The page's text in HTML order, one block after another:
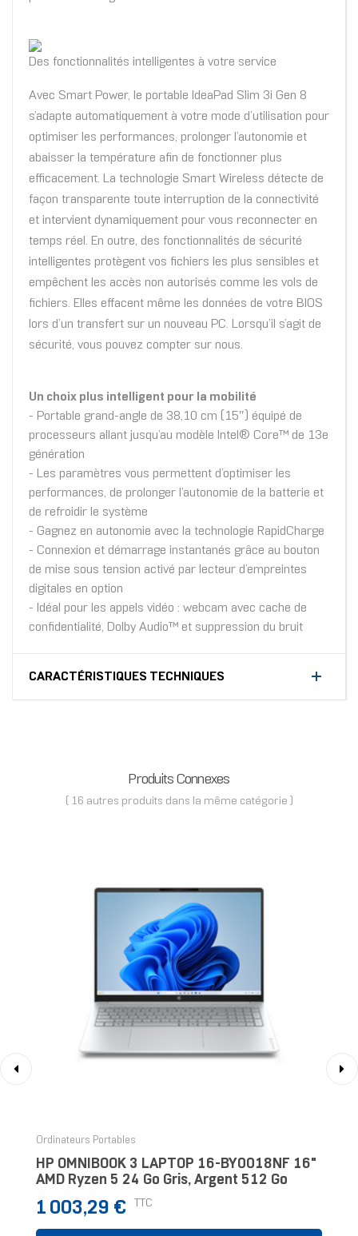
Des fonctionnalités intelligentes à votre service
Avec Smart Power, le portable IdeaPad Slim 3i Gen 8
s’adapte automatiquement à votre mode d’utilisation pour
optimiser les performances, prolonger l’autonomie et
abaisser la température afin de fonctionner plus
efficacement. La technologie Smart Wireless détecte de
façon transparente toute interruption de la connectivité
et intervient dynamiquement pour vous reconnecter en
temps réel. En outre, des fonctionnalités de sécurité
intelligentes protègent vos fichiers les plus sensibles et
empêchent les accès non autorisés comme les vols de
fichiers. Elles effacent même les données de votre BIOS
lors d’un transfert sur un nouveau PC. Lorsqu’il s’agit de
sécurité, vous pouvez compter sur nous.
Un choix plus intelligent pour la mobilité
- Portable grand-angle de 38,10 cm (15″) équipé de
processeurs allant jusqu’au modèle Intel® Core™ de 13e
génération
- Les paramètres vous permettent d’optimiser les
performances, de prolonger l’autonomie de la batterie et
de refroidir le système
- Gagnez en autonomie avec la technologie RapidCharge
- Connexion et démarrage instantanés grâce au bouton
de mise sous tension activé par lecteur d’empreintes
digitales en option
- Idéal pour les appels vidéo : webcam avec cache de
confidentialité, Dolby Audio™ et suppression du bruit
CARACTÉRISTIQUES TECHNIQUES
Produits Connexes
( 16 autres produits dans la même catégorie )
Ordinateurs Portables
HP OMNIBOOK 3 LAPTOP 16-BY0018NF 16"
AMD Ryzen 5 24 Go Gris, Argent 512 Go
Prix
1 003,29 € TTC